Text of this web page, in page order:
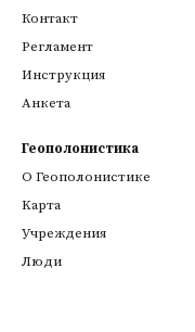
Контакт
Регламент
Инструкция
Анкета
Геополонистика
О Геополонистике
Kарта
Учреждения
Люди